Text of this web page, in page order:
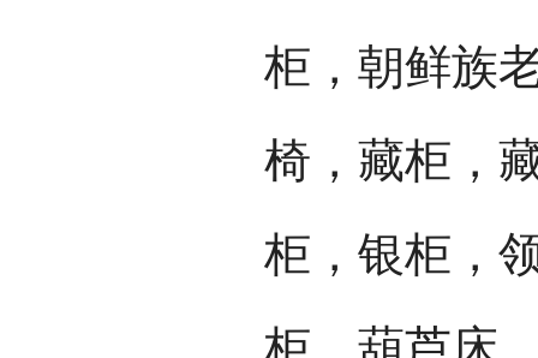
柜，朝鲜族
椅，藏柜，
柜，银柜，